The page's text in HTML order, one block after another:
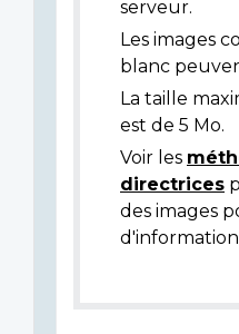
serveur.
Les images
blanc
La taille
est de 5 Mo.
Voir les
directrices
des images